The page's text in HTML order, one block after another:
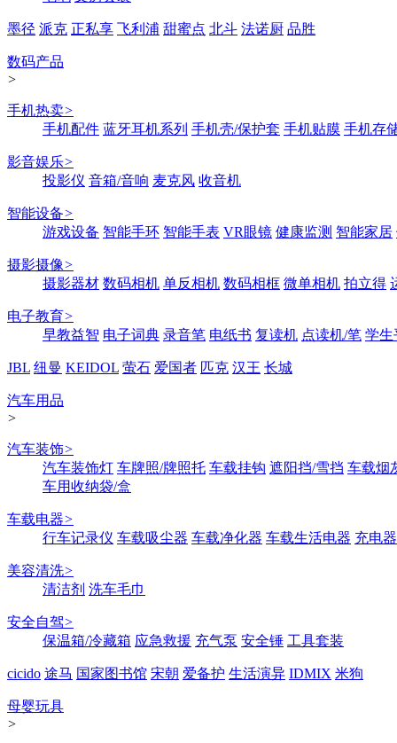
墨径 派克 正私享 飞利浦 甜蜜点 北斗 法诺厨 品胜
数码产品
>
手机热卖>
手机配件 蓝牙耳机系列 手机壳/保护套 手机贴膜 手机存
影音娱乐>
投影仪 音箱/音响 麦克风 收音机
智能设备>
游戏设备 智能手环 智能手表 VR眼镜 健康监测 智能家居
摄影摄像>
摄影器材 数码相机 单反相机 数码相框 微单相机 拍立得
电子教育>
早教益智 电子词典 录音笔 电纸书 复读机 点读机/笔 学生
JBL 纽曼 KEIDOL 萤石 爱国者 匹克 汉王 长城
汽车用品
>
汽车装饰>
汽车装饰灯 车牌照/牌照托 车载挂钩 遮阳挡/雪挡 车载烟
车用收纳袋/盒
车载电器>
行车记录仪 车载吸尘器 车载净化器 车载生活电器 充电
美容清洗>
清洁剂 洗车毛巾
安全自驾>
保温箱/冷藏箱 应急救援 充气泵 安全锤 工具套装
cicido 途马 国家图书馆 宋朝 爱备护 生活演异 IDMIX 米狗
母婴玩具
>